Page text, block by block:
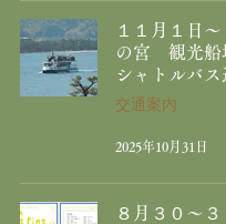
１１月１日
の宮 観光船
シャトルバス
交通案内
2025年10月31日
８月３０～